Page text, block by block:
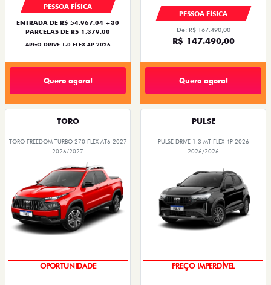
PESSOA FÍSICA
ENTRADA DE R$ 54.967,04 +30
PARCELAS DE R$ 1.379,00
ARGO DRIVE 1.0 FLEX 4P 2026
Quero agora!
PESSOA FÍSICA
De: R$ 167.490,00
R$ 147.490,00
Quero agora!
TORO
TORO FREEDOM TURBO 270 FLEX AT6 2027
2026/2027
OPORTUNIDADE
PULSE
PULSE DRIVE 1.3 MT FLEX 4P 2026
2026/2026
PREÇO IMPERDÍVEL